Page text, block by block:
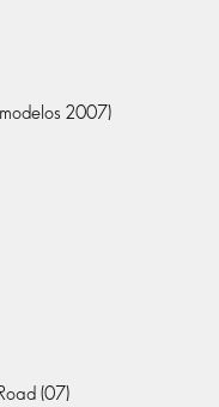
2007)
(07)